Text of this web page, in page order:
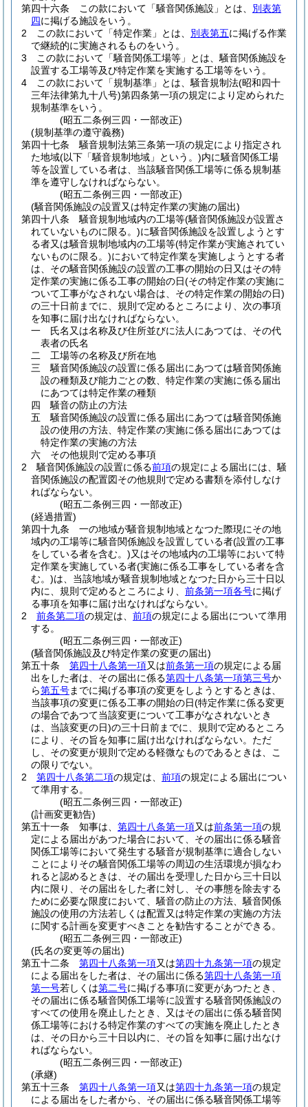
第四十六条
この款において「騒音関係施設」とは、 別表第
四に掲げる施設をいう。
2
この款において「特定作業」とは、 別表第五に掲げる作業
で継続的に実施されるものをいう。
3
この款において「騒音関係工場等」とは、騒音関係施設を
設置する工場等及び特定作業を実施する工場等をいう。
4
この款において「規制基準」とは、騒音規制法(昭和四十
三年法律第九十八号)第四条第一項の規定により定められた
規制基準をいう。
(昭五二条例三四・一部改正)
(規制基準の遵守義務)
第四十七条
騒音規制法第三条第一項の規定により指定され
た地域(以下「騒音規制地域」という。)内に騒音関係工場
等を設置している者は、当該騒音関係工場等に係る規制基
準を遵守しなければならない。
(昭五二条例三四・一部改正)
(騒音関係施設の設置又は特定作業の実施の届出)
第四十八条
騒音規制地域内の工場等(騒音関係施設が設置さ
れていないものに限る。)に騒音関係施設を設置しようとす
る者又は騒音規制地域内の工場等(特定作業が実施されてい
ないものに限る。)において特定作業を実施しようとする者
は、その騒音関係施設の設置の工事の開始の日又はその特
定作業の実施に係る工事の開始の日(その特定作業の実施に
ついて工事がなされない場合は、その特定作業の開始の日)
の三十日前までに、規則で定めるところにより、次の事項
を知事に届け出なければならない。
一
氏名又は名称及び住所並びに法人にあつては、その代
表者の氏名
二
工場等の名称及び所在地
三
騒音関係施設の設置に係る届出にあつては騒音関係施
設の種類及び能力ごとの数、特定作業の実施に係る届出
にあつては特定作業の種類
四
騒音の防止の方法
五
騒音関係施設の設置に係る届出にあつては騒音関係施
設の使用の方法、特定作業の実施に係る届出にあつては
特定作業の実施の方法
六
その他規則で定める事項
2
騒音関係施設の設置に係る前項の規定による届出には、騒
音関係施設の配置図その他規則で定める書類を添付しなけ
ればならない。
(昭五二条例三四・一部改正)
(経過措置)
第四十九条
一の地域が騒音規制地域となつた際現にその地
域内の工場等に騒音関係施設を設置している者(設置の工事
をしている者を含む。)又はその地域内の工場等において特
定作業を実施している者(実施に係る工事をしている者を含
む。)は、当該地域が騒音規制地域となつた日から三十日以
内に、規則で定めるところにより、 前条第一項各号に掲げ
る事項を知事に届け出なければならない。
2
前条第二項の規定は、 前項の規定による届出について準用
する。
(昭五二条例三四・一部改正)
(騒音関係施設及び特定作業の変更の届出)
第五十条
第四十八条第一項又は前条第一項の規定による届
出をした者は、その届出に係る第四十八条第一項第三号か
ら第五号までに掲げる事項の変更をしようとするときは、
当該事項の変更に係る工事の開始の日(特定作業に係る変更
の場合であつて当該変更について工事がなされないとき
は、当該変更の日)の三十日前までに、規則で定めるところ
により、その旨を知事に届け出なければならない。 ただ
し、その変更が規則で定める軽微なものであるときは、こ
の限りでない。
2
第四十八条第二項の規定は、 前項の規定による届出につい
て準用する。
(昭五二条例三四・一部改正)
(計画変更勧告)
第五十一条
知事は、 第四十八条第一項又は前条第一項の規
定による届出があつた場合において、その届出に係る騒音
関係工場等において発生する騒音が規制基準に適合しない
ことによりその騒音関係工場等の周辺の生活環境が損なわ
れると認めるときは、その届出を受理した日から三十日以
内に限り、その届出をした者に対し、その事態を除去する
ために必要な限度において、騒音の防止の方法、騒音関係
施設の使用の方法若しくは配置又は特定作業の実施の方法
に関する計画を変更すべきことを勧告することができる。
(昭五二条例三四・一部改正)
(氏名の変更等の届出)
第五十二条
第四十八条第一項又は第四十九条第一項の規定
による届出をした者は、その届出に係る第四十八条第一項
第一号若しくは第二号に掲げる事項に変更があつたとき、
その届出に係る騒音関係工場等に設置する騒音関係施設の
すべての使用を廃止したとき、又はその届出に係る騒音関
係工場等における特定作業のすべての実施を廃止したとき
は、その日から三十日以内に、その旨を知事に届け出なけ
ればならない。
(昭五二条例三四・一部改正)
(承継)
第五十三条
第四十八条第一項又は第四十九条第一項の規定
による届出をした者から、その届出に係る騒音関係工場等